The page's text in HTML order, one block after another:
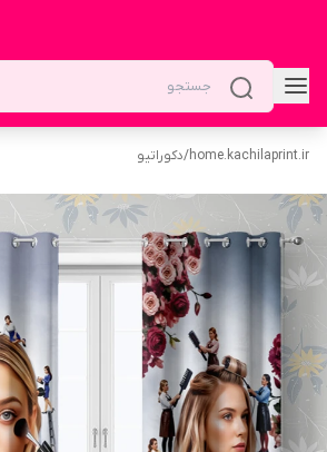
home.kachilaprint.ir
/دکوراتیو